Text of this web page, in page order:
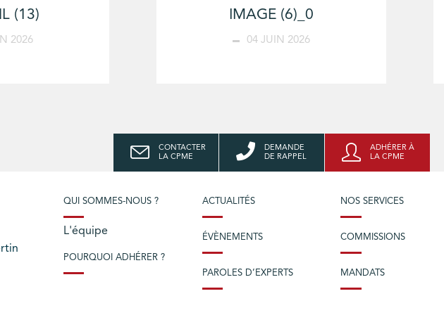
(13)
2026
IMAGE (6)_0
04 JUIN 2026
CONTACTER
LA CPME
DEMANDE
DE RAPPEL
ADHÉRER À
LA CPME
QUI SOMMES-NOUS ?
L'équipe
POURQUOI ADHÉRER ?
ACTUALITÉS
ÉVÈNEMENTS
PAROLES D’EXPERTS
NOS SERVICES
COMMISSIONS
MANDATS